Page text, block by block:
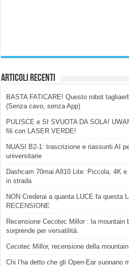
Articoli Recenti
BASTA FATICARE! Questo robot
(Senza cavo, senza App)
PULISCE e SI SVUOTA DA SOLA!
fili con LASER VERDE!
NUASI B2-1: trascrizione e riassunti AI
universitarie
Dashcam 70mai A810 Lite: Piccola, 4K
in strada
NON Crederai a quanta LUCE fa questa
RECENSIONE
Recensione Cecotec Millor : la mountain
sorprende per versatilità.
Cecotec Millor, recensione della
Chi l’ha detto che gli Open-Ear suonano